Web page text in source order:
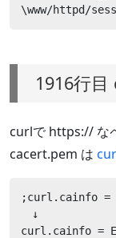
\www/httpd/
1916行
curlで https:// な
cacert.pem は
;curl.cainfo =
↓
curl.cainfo =